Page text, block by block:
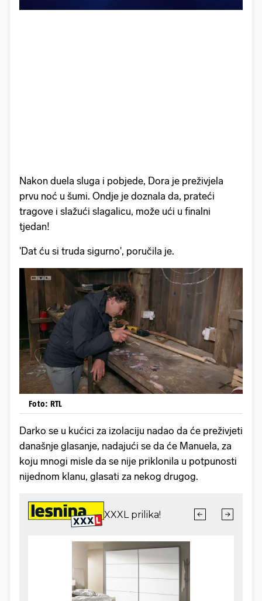
Nakon duela sluga i pobjede, Dora je preživjela
prvu noć u šumi. Ondje je doznala da, prateći
tragove i slažući slagalicu, može ući u finalni
tjedan!
'Dat ću si truda sigurno', poručila je.
Foto: RTL
Darko se u kućici za izolaciju nadao da će preživjeti
današnje glasanje, nadajući se da će Manuela, za
koju mnogi misle da se nije priklonila u potpunosti
nijednom klanu, glasati za nekog drugog.